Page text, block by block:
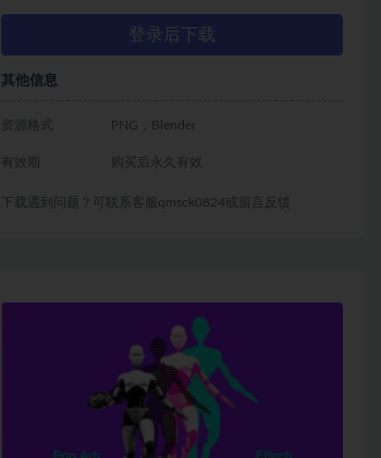
登录后下载
其他信息
资源格式 PNG，Blender
有效期 购买后永久有效
下载遇到问题？可联系客服qmsck0824或留言反馈